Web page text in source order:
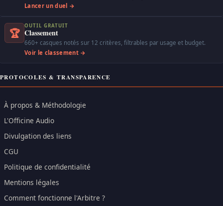
Lancer un duel →
🏆
OUTIL GRATUIT
Classement
660+ casques notés sur 12 critères, filtrables par usage et budget.
Voir le classement →
PROTOCOLES & TRANSPARENCE
À propos & Méthodologie
L'Officine Audio
Divulgation des liens
CGU
Politique de confidentialité
Mentions légales
Comment fonctionne l'Arbitre ?